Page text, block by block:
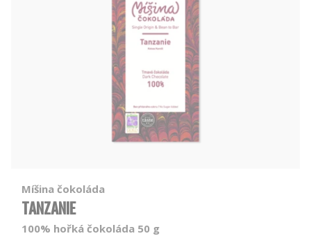
Míšina čokoláda
TANZANIE
100% hořká čokoláda 50 g